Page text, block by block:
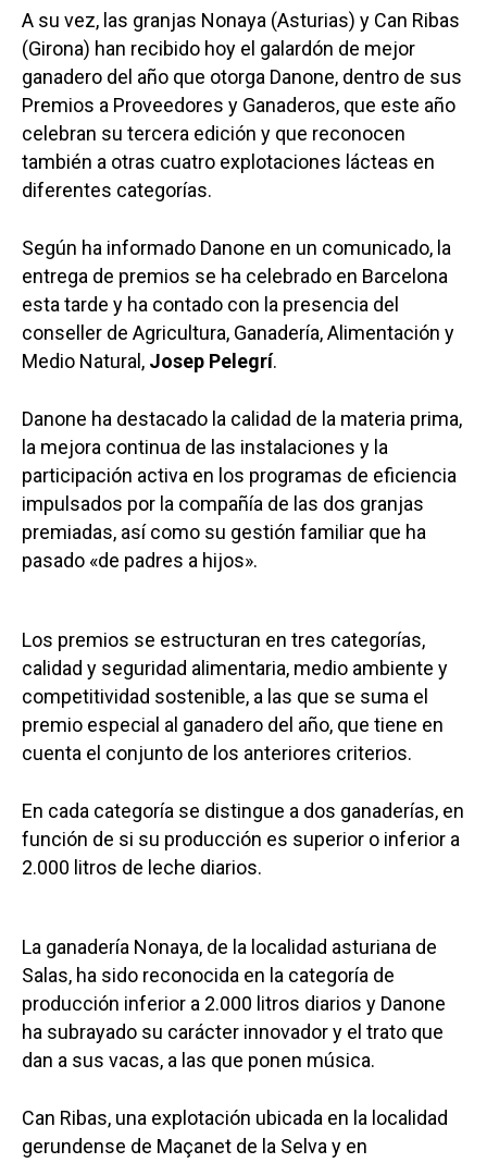
A su vez, las granjas Nonaya (Asturias) y Can Ribas
(Girona) han recibido hoy el galardón de mejor
ganadero del año que otorga Danone, dentro de sus
Premios a Proveedores y Ganaderos, que este año
celebran su tercera edición y que reconocen
también a otras cuatro explotaciones lácteas en
diferentes categorías.
Según ha informado Danone en un comunicado, la
entrega de premios se ha celebrado en Barcelona
esta tarde y ha contado con la presencia del
conseller de Agricultura, Ganadería, Alimentación y
Medio Natural, Josep Pelegrí.
Danone ha destacado la calidad de la materia prima,
la mejora continua de las instalaciones y la
participación activa en los programas de eficiencia
impulsados por la compañía de las dos granjas
premiadas, así como su gestión familiar que ha
pasado «de padres a hijos».
Los premios se estructuran en tres categorías,
calidad y seguridad alimentaria, medio ambiente y
competitividad sostenible, a las que se suma el
premio especial al ganadero del año, que tiene en
cuenta el conjunto de los anteriores criterios.
En cada categoría se distingue a dos ganaderías, en
función de si su producción es superior o inferior a
2.000 litros de leche diarios.
La ganadería Nonaya, de la localidad asturiana de
Salas, ha sido reconocida en la categoría de
producción inferior a 2.000 litros diarios y Danone
ha subrayado su carácter innovador y el trato que
dan a sus vacas, a las que ponen música.
Can Ribas, una explotación ubicada en la localidad
gerundense de Maçanet de la Selva y en